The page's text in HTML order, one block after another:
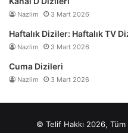
Nazlim 3 Mart 2026
Haftalık Diziler: Haftalık TV
Nazlim 3 Mart 2026
Cuma Dizileri
Nazlim 3 Mart 2026
© Telif Hakkı 2026, Tüm